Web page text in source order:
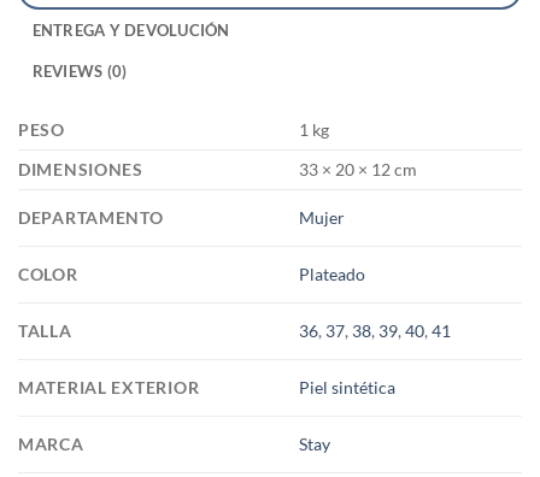
ENTREGA Y DEVOLUCIÓN
REVIEWS (0)
PESO
1 kg
DIMENSIONES
33 × 20 × 12 cm
DEPARTAMENTO Mujer
COLOR Plateado
TALLA 36, 37, 38, 39,40,41
MATERIAL EXTERIOR Piel sintética
MARCA Stay